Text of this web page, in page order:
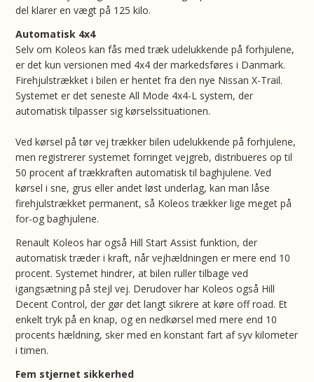
del klarer en vægt på 125 kilo.
Automatisk 4x4
Selv om Koleos kan fås med træk udelukkende på forhjulene,
er det kun versionen med 4x4 der markedsføres i Danmark.
Firehjulstrækket i bilen er hentet fra den nye Nissan X-Trail.
Systemet er det seneste All Mode 4x4-L system, der
automatisk tilpasser sig kørselssituationen.
Ved kørsel på tør vej trækker bilen udelukkende på forhjulene,
men registrerer systemet forringet vejgreb, distribueres op til
50 procent af trækkraften automatisk til baghjulene. Ved
kørsel i sne, grus eller andet løst underlag, kan man låse
firehjulstrækket permanent, så Koleos trækker lige meget på
for-og baghjulene.
Renault Koleos har også Hill Start Assist funktion, der
automatisk træder i kraft, når vejhældningen er mere end 10
procent. Systemet hindrer, at bilen ruller tilbage ved
igangsætning på stejl vej. Derudover har Koleos også Hill
Decent Control, der gør det langt sikrere at køre off road. Et
enkelt tryk på en knap, og en nedkørsel med mere end 10
procents hældning, sker med en konstant fart af syv kilometer
i timen.
Fem stjernet sikkerhed